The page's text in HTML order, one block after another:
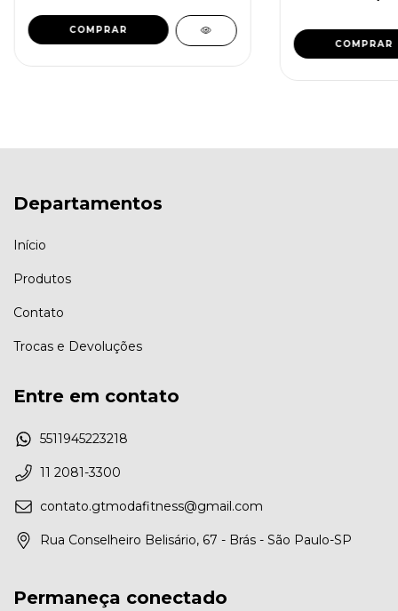
COMPRAR
COMPRAR
Departamentos
Início
Produtos
Contato
Trocas e Devoluções
Entre em contato
5511945223218
11 2081-3300
contato.gtmodafitness@gmail.com
Rua Conselheiro Belisário, 67 - Brás - São Paulo-SP
Permaneça conectado